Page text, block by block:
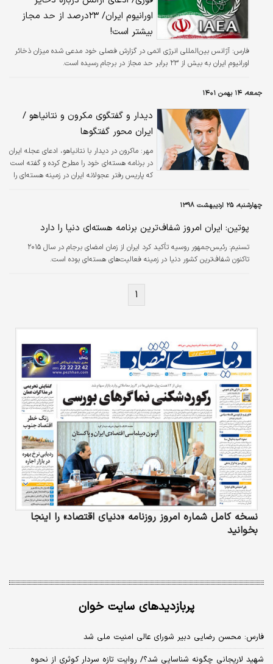
اورانیوم ایران/ ۲۳درصد از حد مجاز
بیشتر است!
فارس: آژانس بین‌المللی انرژی اتمی در گزارش فصلی خود مدعی شده میزان ذخائر
اورانیوم ایران به بیش از ۲۳ برابر حد مجاز در برجام رسیده است.
جمعه، ۱۴ بهمن ۱۴۰۱
دیدار و گفتگوی مکرون و نتانیاهو /
ایران محور گفتگوها
مهر: ماکرون در دیدار با نتانیاهو، ادعای عجله ایران
در برنامه هسته‌ای خود را مطرح کرده و گفته است
که پاریس رفتر عجولانه ایران در زمینه هسته‌ای را
چهارشنبه، ۲۵ اردیبهشت ۱۳۹۸
پوتین: ایران امروز شفاف‌ترین برنامه هسته‌ای دنیا را دارد
تسنیم:
رئیس‌جمهور روسیه تأکید کرد ایران از زمان امضای برجام در سال ۲۰۱۵
تاکنون شفاف‌ترین کشور دنیا در زمینه فعالیت‌های هسته‌ای بوده است.
۱
نسخه کامل شماره امروز روزنامه «دنیای‌ اقتصاد» را اینجا
بخوانید
پربازدیدهای سایت خوان
فارس: محسن رضایی دبیر شورای عالی امنیت ملی شد
شهید لاریجانی چگونه شناسایی شد؟/ روایت تازه سردار کوثری از نحوه